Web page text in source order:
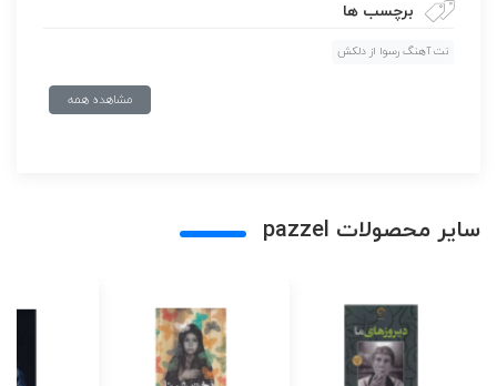
برچسب ها
نت آهنگ رسوا از دلکش
مشاهده همه
سایر محصولات pazzel